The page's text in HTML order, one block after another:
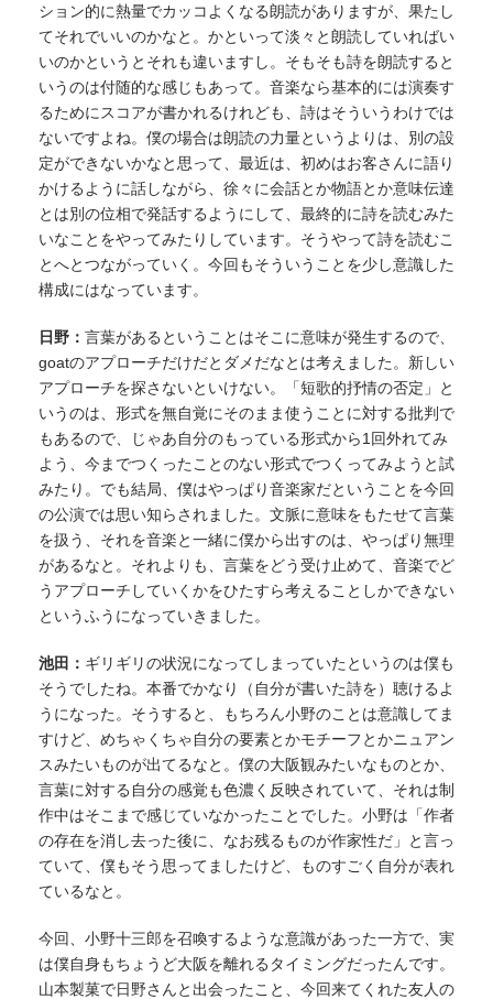
ション的に熱量でカッコよくなる朗読がありますが、果たし
てそれでいいのかなと。かといって淡々と朗読していればい
いのかというとそれも違いますし。そもそも詩を朗読すると
いうのは付随的な感じもあって。音楽なら基本的には演奏す
るためにスコアが書かれるけれども、詩はそういうわけでは
ないですよね。僕の場合は朗読の力量というよりは、別の設
定ができないかなと思って、最近は、初めはお客さんに語り
かけるように話しながら、徐々に会話とか物語とか意味伝達
とは別の位相で発話するようにして、最終的に詩を読むみた
いなことをやってみたりしています。そうやって詩を読むこ
とへとつながっていく。今回もそういうことを少し意識した
構成にはなっています。
日野： 言葉があるということはそこに意味が発生するので、
goatのアプローチだけだとダメだなとは考えました。新しい
アプローチを探さないといけない。「短歌的抒情の否定」と
いうのは、形式を無自覚にそのまま使うことに対する批判で
もあるので、じゃあ自分のもっている形式から1回外れてみ
よう、今までつくったことのない形式でつくってみようと試
みたり。でも結局、僕はやっぱり音楽家だということを今回
の公演では思い知らされました。文脈に意味をもたせて言葉
を扱う、それを音楽と一緒に僕から出すのは、やっぱり無理
があるなと。それよりも、言葉をどう受け止めて、音楽でど
うアプローチしていくかをひたすら考えることしかできない
というふうになっていきました。
池田： ギリギリの状況になってしまっていたというのは僕も
そうでしたね。本番でかなり（自分が書いた詩を）聴けるよ
うになった。そうすると、もちろん小野のことは意識してま
すけど、めちゃくちゃ自分の要素とかモチーフとかニュアン
スみたいものが出てるなと。僕の大阪観みたいなものとか、
言葉に対する自分の感覚も色濃く反映されていて、それは制
作中はそこまで感じていなかったことでした。小野は「作者
の存在を消し去った後に、なお残るものが作家性だ」と言っ
ていて、僕もそう思ってましたけど、ものすごく自分が表れ
ているなと。
今回、小野十三郎を召喚するような意識があった一方で、実
は僕自身もちょうど大阪を離れるタイミングだったんです。
山本製菓で日野さんと出会ったこと、今回来てくれた友人の